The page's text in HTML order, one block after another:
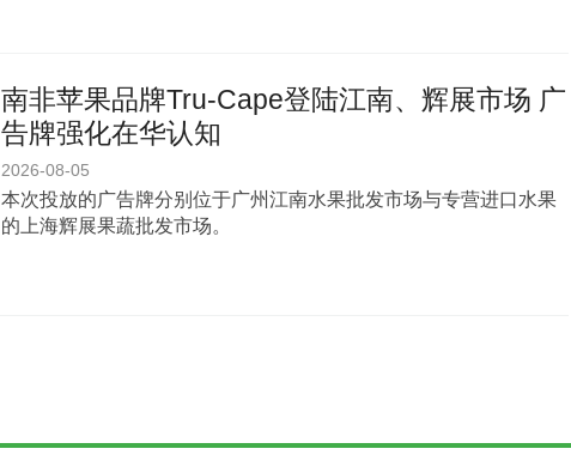
南非苹果品牌Tru-Cape登陆江南、辉展市场 广
告牌强化在华认知
2026-08-05
本次投放的广告牌分别位于广州江南水果批发市场与专营进口水果
的上海辉展果蔬批发市场。